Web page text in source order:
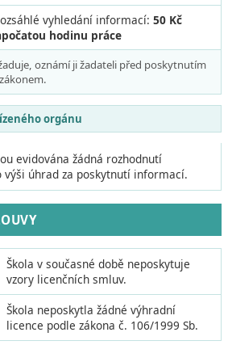
vyhledání informací: 50 Kč
hodinu práce
oznámí ji žadateli před poskytnutím
orgánu
evidována žádná rozhodnutí
výši úhrad za poskytnutí informací.
Škola v současné době neposkytuje
vzory licenčních smluv.
Škola neposkytla žádné výhradní
licence podle zákona č. 106/1999 Sb.